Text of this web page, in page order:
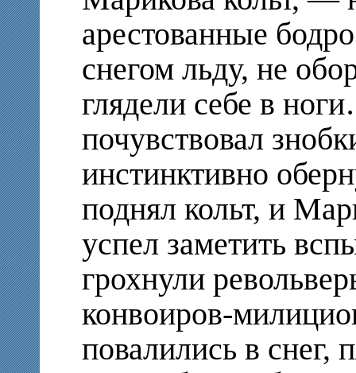
арестованные
снегом льду, не
глядели себе в
почувствовал
инстинктивно
поднял кольт, и
успел заметить
грохнули
конвоиров-
повалились в снег,